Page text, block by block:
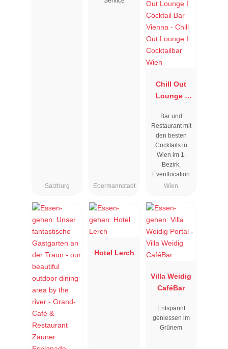
Salzburg Ebermannstadt
Chill Out
Lounge I
Wien
Bar und
Restaurant mit
den besten
Cocktails in
Wien im 1.
Bezirk,
Eventlocation
Wien
Hotel Lerch
Villa Weidig
CaféBar
Entspannt
geniessen im
Grünem